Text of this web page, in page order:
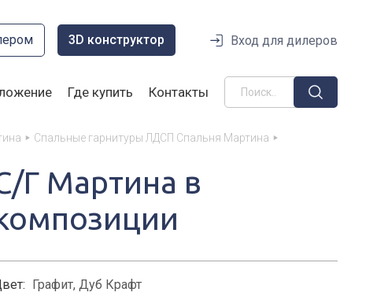
3D конструктор Вход для дилеров
Где купить Контакты
Спальные гарнитуры ЛДСП Спальня Мартина
Г Мартина в
Графит, Дуб Крафт